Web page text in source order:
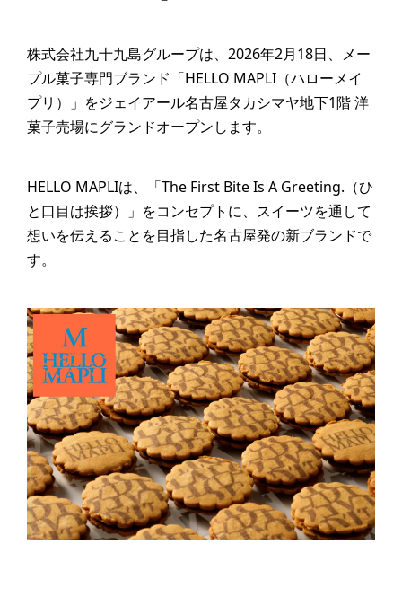
株式会社九十九島グループは、2026年2月18日、メー
プル菓子専門ブランド「HELLO MAPLI（ハローメイ
プリ）」をジェイアール名古屋タカシマヤ地下1階 洋
菓子売場にグランドオープンします。
HELLO MAPLIは、「The First Bite Is A Greeting.（ひ
と口目は挨拶）」をコンセプトに、スイーツを通して
想いを伝えることを目指した名古屋発の新ブランドで
す。